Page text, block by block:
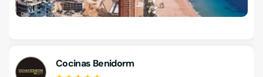
Cocinas Benidorm